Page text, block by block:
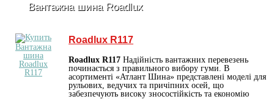
Вантажна шина Roadlux
Roadlux R117
Roadlux R117 Надійність вантажних перевезень
починається з правильного вибору гуми. В
асортименті «Атлант Шина» представлені моделі для
рульових, ведучих та причіпних осей, що
забезпечують високу зносостійкість та економію